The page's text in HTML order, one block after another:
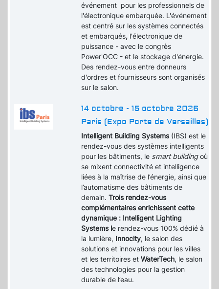
événement pour les professionnels de
l'électronique embarquée. L'événement
est centré sur les systèmes connectés
et embarqués, l'électronique de
puissance - avec le congrès
Power'OCC - et le stockage d'énergie.
Des rendez-vous entre donneurs
d'ordres et fournisseurs sont organisés
sur le salon.
14 octobre - 15 octobre 2026
Paris (Expo Porte de Versailles)
Intelligent Building Systems(IBS) est le
rendez-vous des systèmes intelligents
pour les bâtiments, le smart buildingoù
se mixent connectivité et intelligence
liées à la maîtrise de l’énergie, ainsi que
l’automatisme des bâtiments de
demain.Trois rendez-vous
complémentaires enrichissent cette
dynamique : Intelligent Lighting
Systems le rendez-vous 100% dédié à
la lumière, Innocity, le salon des
solutions et innovations pour les villes
et les territoires etWaterTech, le salon
des technologies pour la gestion
durable de l’eau.